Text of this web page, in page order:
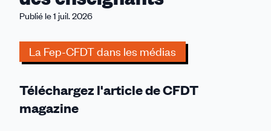
syndicats
agissent
préserver
Publié le 1 juil. 2026
La Fep-CFDT dans les médias
Téléchargez l'article de CFDT
magazine